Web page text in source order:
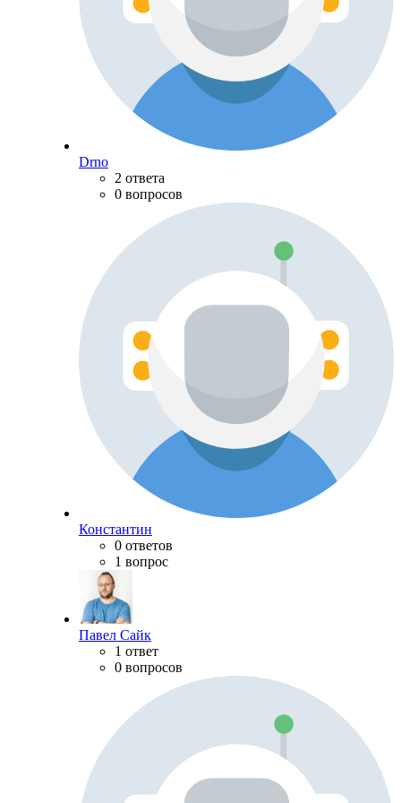
Drno
2 ответа
0 вопросов
Константин
0 ответов
1 вопрос
Павел Сайк
1 ответ
0 вопросов